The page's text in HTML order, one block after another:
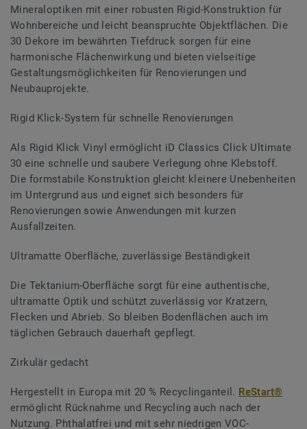
Mineraloptiken mit einer robusten Rigid-Konstruktion für
Wohnbereiche und leicht beanspruchte Objektflächen. Die
30 Dekore im bewährten Tiefdruck sorgen für eine
harmonische Flächenwirkung und bieten vielseitige
Gestaltungsmöglichkeiten für Renovierungen und
Neubauprojekte.
Rigid Klick-System für schnelle Renovierungen
Als Rigid Klick Vinyl ermöglicht iD Classics Click Ultimate
30 eine schnelle und saubere Verlegung ohne Klebstoff.
Die formstabile Konstruktion gleicht kleinere Unebenheiten
im Untergrund aus und eignet sich besonders für
Renovierungen sowie Anwendungen mit kurzen
Ausfallzeiten.
Ultramatte Oberfläche, zuverlässige Beständigkeit
Die Tektanium-Oberfläche sorgt für eine authentische,
ultramatte Optik und schützt zuverlässig vor Kratzern,
Flecken und Abrieb. So bleiben Bodenflächen auch im
täglichen Gebrauch dauerhaft gepflegt.
Zirkulär gedacht
Hergestellt in Europa mit 20 % Recyclinganteil. ReStart®
ermöglicht Rücknahme und Recycling auch nach der
Nutzung. Phthalatfrei und mit sehr niedrigen VOC-